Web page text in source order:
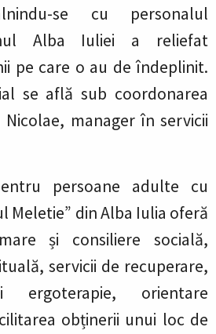
se cu personalul
Alba Iuliei a reliefat
pe care o au de îndeplinit.
se află sub coordonarea
manager în servicii
persoane adulte cu
Meletie” din Alba Iulia oferă
și consiliere socială,
servicii de recuperare,
ergoterapie, orientare
obținerii unui loc de